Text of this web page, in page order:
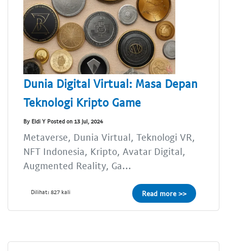
Dunia Digital Virtual: Masa Depan
Teknologi Kripto Game
By Eldi Y Posted on 13 Jul, 2024
Metaverse, Dunia Virtual, Teknologi VR,
NFT Indonesia, Kripto, Avatar Digital,
Augmented Reality, Ga...
Dilihat: 827 kali Read more >>